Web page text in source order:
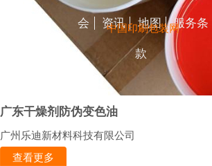
广东干燥剂防伪变色油
广州乐迪新材料科技有限公司
查看更多
会 资讯 地图 服务条
款
中国印刷包装网